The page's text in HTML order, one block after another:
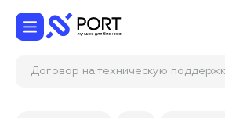
Договор на техническую